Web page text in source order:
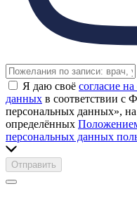
Я даю своё согласие
данных в соответствии с
персональных данных»,
определённых
персональных данных
Отправить